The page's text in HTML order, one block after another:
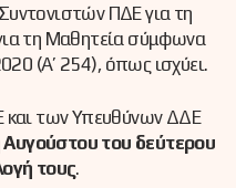
ΠΔΕ για τη
τη Μαθητεία σύμφωνα
(Α’ 254), όπως ισχύει.
και των Υπευθύνων ΔΔΕ
Αυγούστου του δεύτερου
τους.